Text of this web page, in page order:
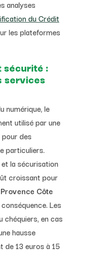
analyses
du Crédit
les plateformes
sécurité :
services
numérique, le
utilisé par une
des
particuliers.
la sécurisation
croissant pour
Côte
Les
chéquiers, en cas
hausse
de 13 euros à 15